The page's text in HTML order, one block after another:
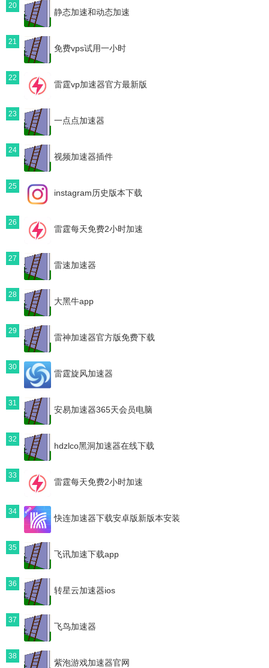
20
静态加速和动态加速
21
免费vps试用一小时
22
雷霆vp加速器官方最新版
23
一点点加速器
24
视频加速器插件
25
instagram历史版本下载
26
雷霆每天免费2小时加速
27
雷速加速器
28
大黑牛app
29
雷神加速器官方版免费下载
30
雷霆旋风加速器
31
安易加速器365天会员电脑
32
hdzlco黑洞加速器在线下载
33
雷霆每天免费2小时加速
34
快连加速器下载安卓版新版本安装
35
飞讯加速下载app
36
转星云加速器ios
37
飞鸟加速器
38
紫泡游戏加速器官网